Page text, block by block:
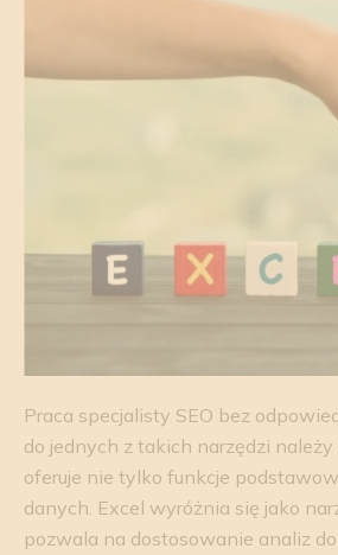
Praca specjalisty SEO bez
do jednych z takich narzędzi należy
oferuje nie tylko funkcje
danych. Excel wyróżnia się jako
pozwala na dostosowanie analiz